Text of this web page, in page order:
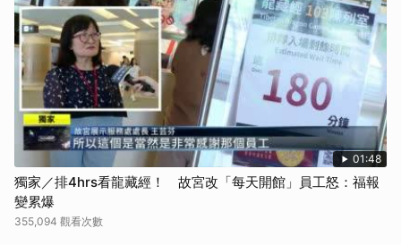
01:48
獨家／排4hrs看龍藏經！ 故宮改「每天開館」員工怒：福報
變累爆
355,094 觀看次數